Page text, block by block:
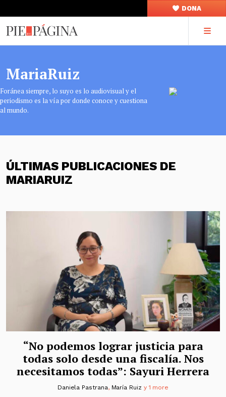
DONA
MariaRuiz
Foránea siempre, lo suyo es lo audiovisual y el
periodismo es la vía por donde conoce y cuestiona
al mundo.
ÚLTIMAS PUBLICACIONES DE
MARIARUIZ
“No podemos lograr justicia para
todas solo desde una fiscalía. Nos
necesitamos todas”: Sayuri Herrera
Daniela Pastrana, María Ruiz y 1 more